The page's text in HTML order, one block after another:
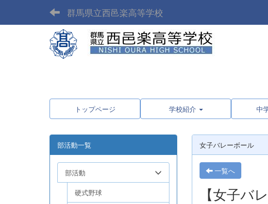
群馬県立西邑楽高等学校
トップページ 学校紹介 中
女子バレーボール
一覧へ
【女子バ
部活動一覧
部活動
硬式野球